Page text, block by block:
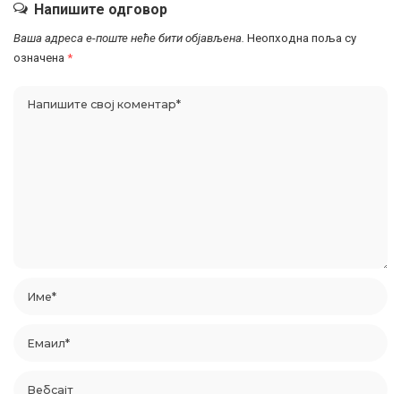
Напишите одговор
Ваша адреса е-поште неће бити објављена. Неопходна поља су
означена *